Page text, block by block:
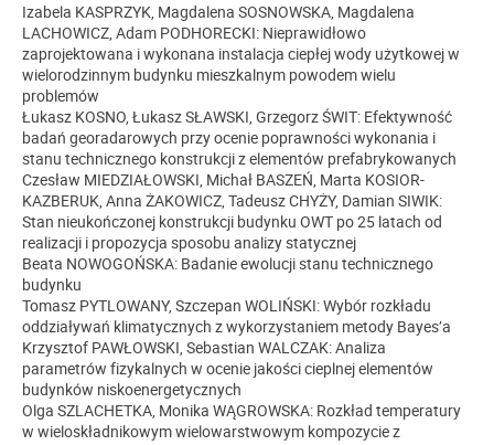
Izabela KASPRZYK, Magdalena SOSNOWSKA, Magdalena
LACHOWICZ, Adam PODHORECKI: Nieprawidłowo
zaprojektowana i wykonana instalacja ciepłej wody użytkowej w
wielorodzinnym budynku mieszkalnym powodem wielu
problemów
Łukasz KOSNO, Łukasz SŁAWSKI, Grzegorz ŚWIT: Efektywność
badań georadarowych przy ocenie poprawności wykonania i
stanu technicznego konstrukcji z elementów prefabrykowanych
Czesław MIEDZIAŁOWSKI, Michał BASZEŃ, Marta KOSIOR-
KAZBERUK, Anna ŻAKOWICZ, Tadeusz CHYŻY, Damian SIWIK:
Stan nieukończonej konstrukcji budynku OWT po 25 latach od
realizacji i propozycja sposobu analizy statycznej
Beata NOWOGOŃSKA: Badanie ewolucji stanu technicznego
budynku
Tomasz PYTLOWANY, Szczepan WOLIŃSKI: Wybór rozkładu
oddziaływań klimatycznych z wykorzystaniem metody Bayes’a
Krzysztof PAWŁOWSKI, Sebastian WALCZAK: Analiza
parametrów fizykalnych w ocenie jakości cieplnej elementów
budynków niskoenergetycznych
Olga SZLACHETKA, Monika WĄGROWSKA: Rozkład temperatury
w wieloskładnikowym wielowarstwowym kompozycie z